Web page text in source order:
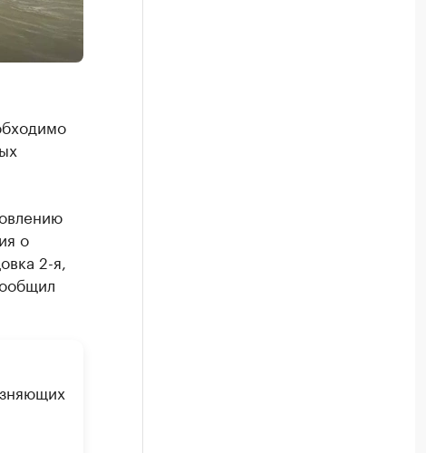
о
2-я,